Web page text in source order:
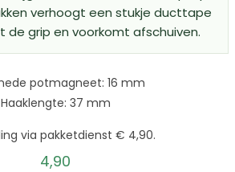
verhoogt een stukje ducttape
de grip en voorkomt afschuiven.
potmagneet: 16 mm
Haaklengte: 37 mm
via pakketdienst € 4,90.
4,90